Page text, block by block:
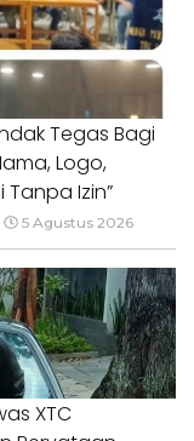
Tegas Bagi
Logo,
Izin”
5 Agustus 2026
XTC